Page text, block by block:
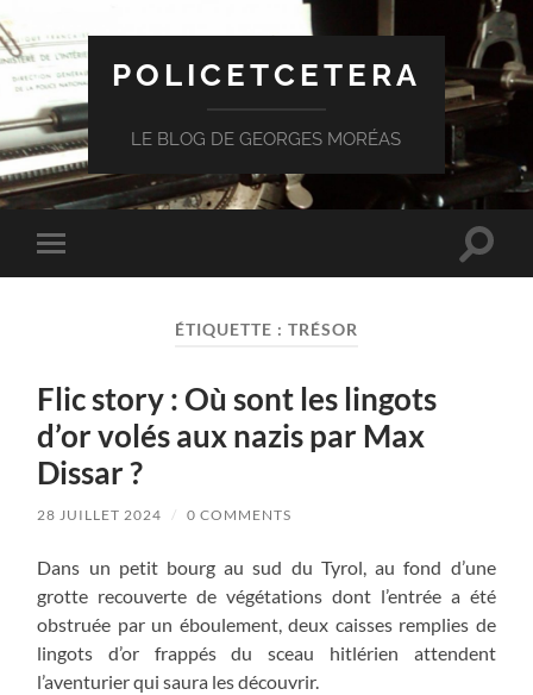
POLICETCETERA
LE BLOG DE GEORGES MORÉAS
Toggle
mobile
Toggle
ÉTIQUETTE : TRÉSOR
Flic story : Où sont les lingots
d’or volés aux nazis par Max
Dissar ?
28 JUILLET 2024 / 0 COMMENTS
Dans un petit bourg au sud du Tyrol, au fond d’une
grotte recouverte de végétations dont l’entrée a été
obstruée par un éboulement, deux caisses remplies de
lingots d’or frappés du sceau hitlérien attendent
l’aventurier qui saura les découvrir.